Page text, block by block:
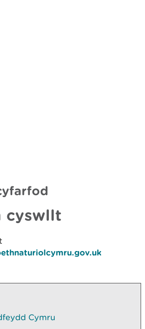
cyswllt
Cymru